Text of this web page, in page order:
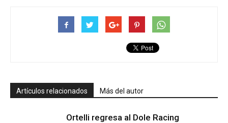
Artículos relacionados Más del autor
Ortelli regresa al Dole Racing